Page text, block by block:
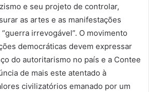
e seu projeto de controlar,
as artes e as manifestações
irrevogável”. O movimento
democráticas devem expressar
do autoritarismo no país e a Contee
de mais este atentado à
civilizatórios emanado por um